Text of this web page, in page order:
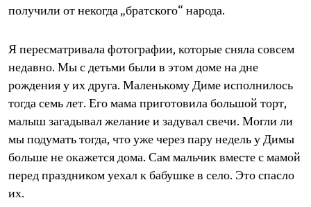
получили от некогда „братского“ народа.
Я пересматривала фотографии, которые сняла совсем
недавно. Мы с детьми были в этом доме на дне
рождения у их друга. Маленькому Диме исполнилось
тогда семь лет. Его мама приготовила большой торт,
малыш загадывал желание и задувал свечи. Могли ли
мы подумать тогда, что уже через пару недель у Димы
больше не окажется дома. Сам мальчик вместе с мамой
перед праздником уехал к бабушке в село. Это спасло
их.